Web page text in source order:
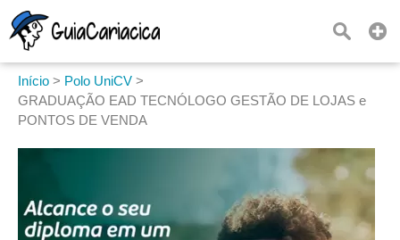
Início > Polo UniCV >
GRADUAÇÃO EAD TECNÓLOGO GESTÃO DE LOJAS e
PONTOS DE VENDA